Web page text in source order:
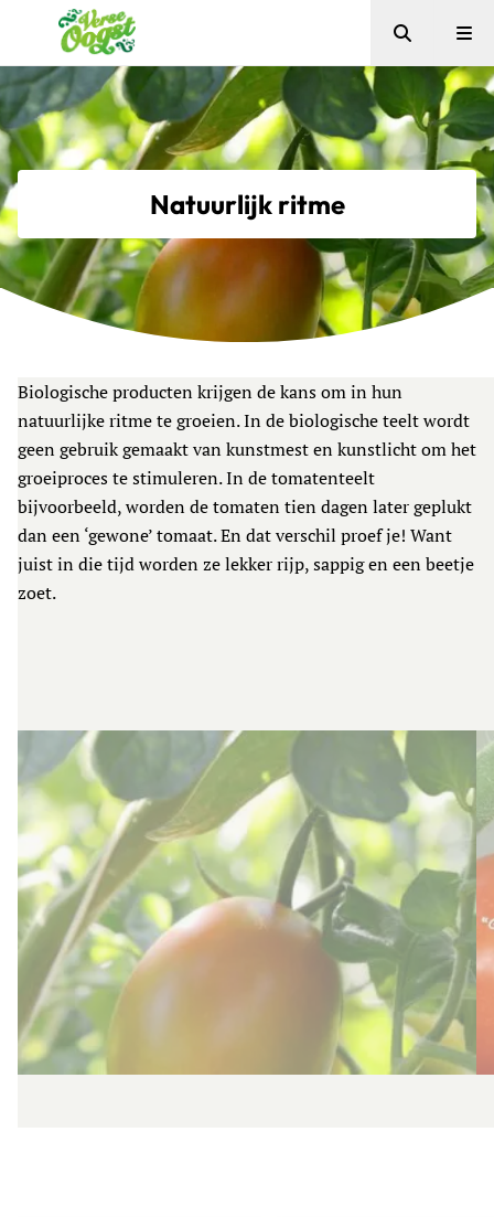
Verse Oogst
Zoeken
Natuurlijk ritme
Biologische producten krijgen de kans om in hun
natuurlijke ritme te groeien. In de biologische teelt wordt
geen gebruik gemaakt van kunstmest en kunstlicht om het
groeiproces te stimuleren. In de tomatenteelt
bijvoorbeeld, worden de tomaten tien dagen later geplukt
dan een ‘gewone’ tomaat. En dat verschil proef je! Want
juist in die tijd worden ze lekker rijp, sappig en een beetje
zoet.